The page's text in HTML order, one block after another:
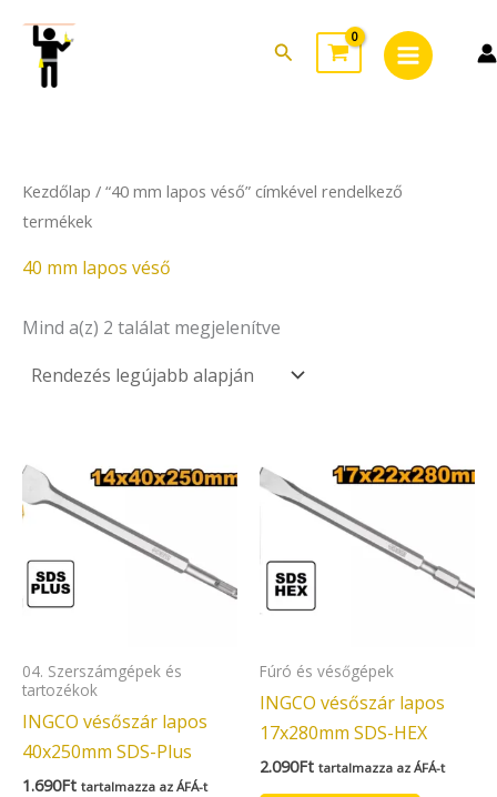
content
Search
Menu
Kezdőlap / “40 mm lapos véső” címkével rendelkező
termékek
40 mm lapos véső
Mind a(z) 2 találat megjelenítve
latest
04. Szerszámgépek és
tartozékok
INGCO vésőszár lapos
40x250mm SDS-Plus
1.690Ft tartalmazza az ÁFÁ-t
Fúró és vésőgépek
INGCO vésőszár lapos
17x280mm SDS-HEX
2.090Ft tartalmazza az ÁFÁ-t